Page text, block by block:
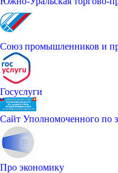
Союз промышленников и
Госуслуги
Сайт Уполномоченного по
Про экономику